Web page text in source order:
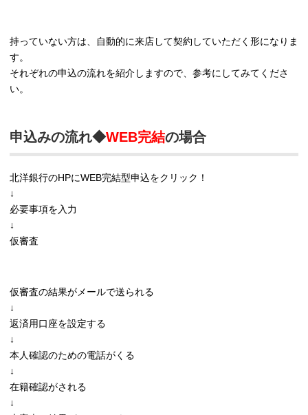
持っていない方は、自動的に来店して契約していただく形になりま
す。
それぞれの申込の流れを紹介しますので、参考にしてみてくださ
い。
申込みの流れ◆WEB完結の場合
北洋銀行のHPにWEB完結型申込をクリック！
↓
必要事項を入力
↓
仮審査
仮審査の結果がメールで送られる
↓
返済用口座を設定する
↓
本人確認のための電話がくる
↓
在籍確認がされる
↓